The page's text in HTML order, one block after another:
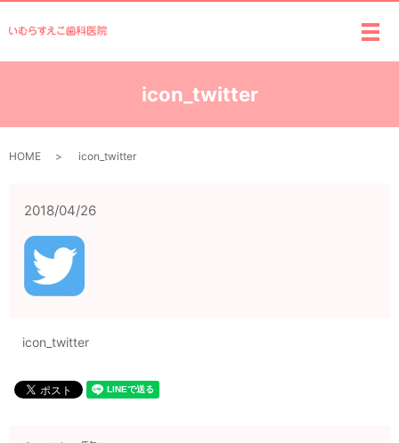
メ
icon_twitter
HOME icon_twitter
2018/04/26
icon_twitter